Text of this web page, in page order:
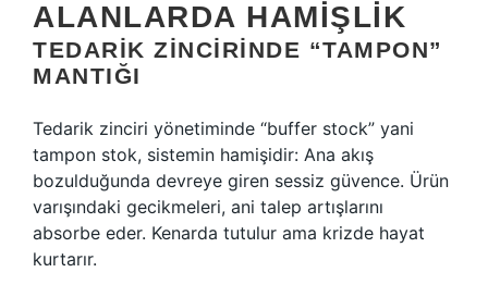
ALANLARDA HAMIŞLIK
TEDARIK ZINCIRINDE “TAMPON”
MANTIĞI
Tedarik zinciri yönetiminde “buffer stock” yani
tampon stok, sistemin hamişidir: Ana akış
bozulduğunda devreye giren sessiz güvence. Ürün
varışındaki gecikmeleri, ani talep artışlarını
absorbe eder. Kenarda tutulur ama krizde hayat
kurtarır.